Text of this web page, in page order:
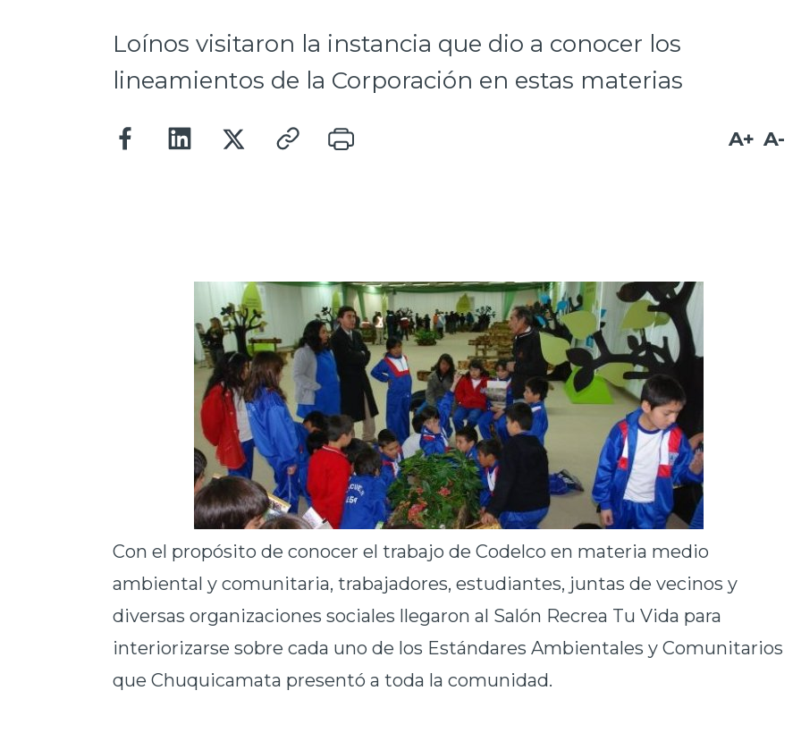
Loínos visitaron la instancia que dio a conocer los
lineamientos de la Corporación en estas materias
A+ A-
Con el propósito de conocer el trabajo de Codelco en materia medio
ambiental y comunitaria, trabajadores, estudiantes, juntas de vecinos y
diversas organizaciones sociales llegaron al Salón Recrea Tu Vida para
interiorizarse sobre cada uno de los Estándares Ambientales y Comunitarios
que Chuquicamata presentó a toda la comunidad.